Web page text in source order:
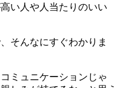
い人や人当たりのいい
そんなにすぐわかりま
ミュニケーションじゃ